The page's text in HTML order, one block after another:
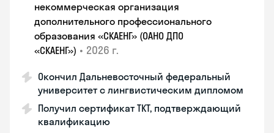
некоммерческая организация
дополнительного профессионального
образования «СКАЕНГ» (ОАНО ДПО
«СКАЕНГ») • 2026 г.
Окончил Дальневосточный федеральный
университет с лингвистическим дипломом
Получил сертификат TKT, подтверждающий
квалификацию